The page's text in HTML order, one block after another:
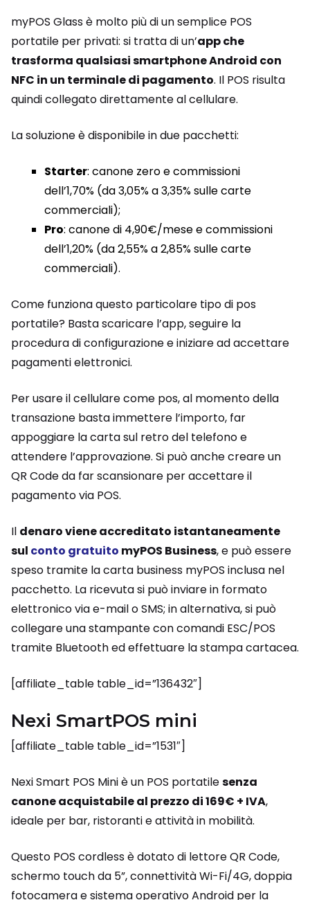
myPOS Glass è molto più di un semplice POS
portatile per privati: si tratta di un’app che
trasforma qualsiasi smartphone Android con
NFC in un terminale di pagamento. Il POS risulta
quindi collegato direttamente al cellulare.
La soluzione è disponibile in due pacchetti:
Starter: canone zero e commissioni
dell’1,70% (da 3,05% a 3,35% sulle carte
commerciali);
Pro: canone di 4,90€/mese e commissioni
dell’1,20% (da 2,55% a 2,85% sulle carte
commerciali).
Come funziona questo particolare tipo di pos
portatile? Basta scaricare l’app, seguire la
procedura di configurazione e iniziare ad accettare
pagamenti elettronici.
Per usare il cellulare come pos, al momento della
transazione basta immettere l’importo, far
appoggiare la carta sul retro del telefono e
attendere l’approvazione. Si può anche creare un
QR Code da far scansionare per accettare il
pagamento via POS.
Il denaro viene accreditato istantaneamente
sul conto gratuito myPOS Business, e può essere
speso tramite la carta business myPOS inclusa nel
pacchetto. La ricevuta si può inviare in formato
elettronico via e-mail o SMS; in alternativa, si può
collegare una stampante con comandi ESC/POS
tramite Bluetooth ed effettuare la stampa cartacea.
[affiliate_table table_id=”136432″]
Nexi SmartPOS mini
[affiliate_table table_id=”1531″]
Nexi Smart POS Mini è un POS portatilesenza
canone acquistabile al prezzo di 169€ + IVA,
ideale per bar, ristoranti e attività in mobilità.
Questo POS cordless è dotato di lettore QR Code,
schermo touch da 5”, connettività Wi-Fi/4G, doppia
fotocamera e sistema operativo Android per la